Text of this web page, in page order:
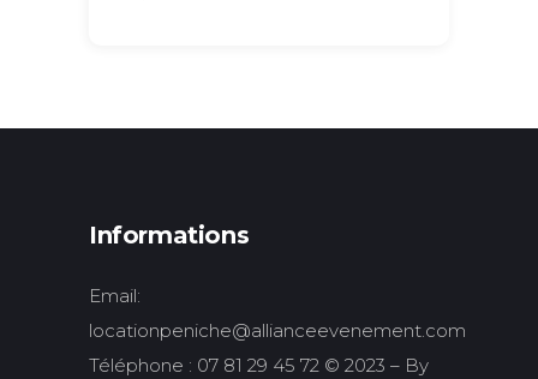
Informations
Email:
locationpeniche@allianceevenement.com
Téléphone : 07 81 29 45 72 © 2023 – By